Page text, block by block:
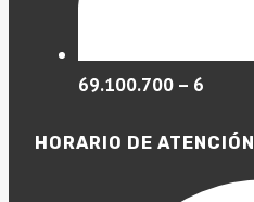
69.100.700 – 6
HORARIO DE ATENCIÓN